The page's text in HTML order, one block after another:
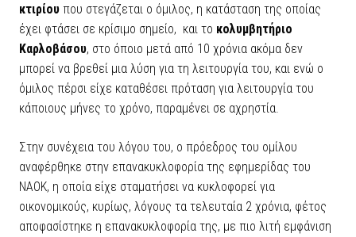
κτιρίου που στεγάζεται ο όμιλος, η κατάσταση της οποίας
έχει φτάσει σε κρίσιμο σημείο, και το κολυμβητήριο
Καρλοβάσου, στο όποιο μετά από 10 χρόνια ακόμα δεν
μπορεί να βρεθεί μια λύση για τη λειτουργία του, και ενώ ο
όμιλος πέρσι είχε καταθέσει πρόταση για λειτουργία του
κάποιους μήνες το χρόνο, παραμένει σε αχρηστία.
Στην συνέχεια του λόγου του, ο πρόεδρος του ομίλου
αναφέρθηκε στην επανακυκλοφορία της εφημερίδας του
ΝΑΟΚ, η οποία είχε σταματήσει να κυκλοφορεί για
οικονομικούς, κυρίως, λόγους τα τελευταία 2 χρόνια, φέτος
αποφασίστηκε η επανακυκλοφορία της, με πιο λιτή εμφάνιση